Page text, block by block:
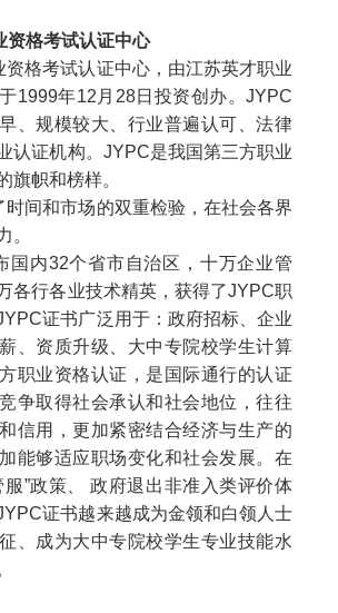
资格考试认证中心
资格考试认证中心，由江苏英才职业
1999年12 月 28日投资创办。 JYPC
、规模较大、行业普遍认可、法律
认证机构。 JYPC是我国第三方职业
旗帜和榜样。
时间和市场的双重检验，在社会各界
。
国内32个省市自治区，十万企业管
各行各业技术精英，获得了JYPC职
证书广泛用于：政府招标、企业
、资质升级、大中专院校学生计算
职业资格认证，是国际通行的认证
争取得社会承认和社会地位，往往
信用，更加紧密结合经济与生产的
能够适应职场变化和社会发展。在
服”政策、 政府退出非准入类评价体
证书越来越成为金领和白领人士
、成为大中专院校学生专业技能水